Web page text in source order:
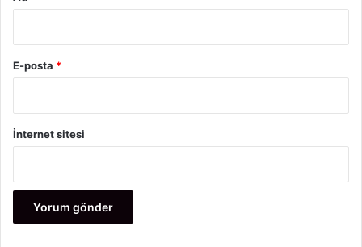
E-posta *
İnternet sitesi